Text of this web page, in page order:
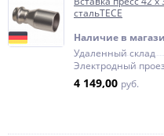
стальTECE
Наличие в
Удаленный склад
Электродный
4 149,00 руб.